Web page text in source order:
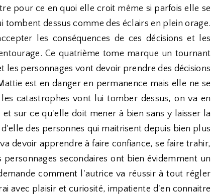
pour ce en quoi elle croit même si parfois elle se
dessus comme des éclairs en plein orage.
les conséquences de ces décisions et les
Ce quatrième tome marque un tournant
les personnages vont devoir prendre des décisions
est en danger en permanence mais elle ne se
catastrophes vont lui tomber dessus, on va en
sur ce qu'elle doit mener à bien sans y laisser la
des personnes qui maitrisent depuis bien plus
devoir apprendre à faire confiance, se faire trahir,
secondaires ont bien évidemment un
comment l'autrice va réussir à tout régler
avec plaisir et curiosité, impatiente d'en connaitre